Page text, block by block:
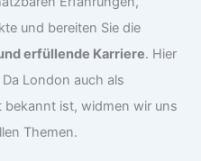
und bereiten Sie die
erfüllende Karriere. Hier
London auch als
ist, widmen wir uns
Themen.